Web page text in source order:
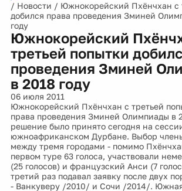
/ Новости / Южнокорейский Пхёнчхан с
добился права проведения Зминей
году
Южнокорейский
третьей попытки
проведения Зминей
в 2018 году
06 июля 2011
Южнокорейский Пхёнчхан с третьей
права проведения Зминей Олимпиады в
решение было принято сегодня на
южноафриканском Дурбане. Выбор
между тремя городами - помимо
первом туре 63 голоса, участвовали
(25 голосов) и французский Анси (7
третий раз подавал заявку после двух
- Ванкуверу /2010/ и Сочи /2014/.